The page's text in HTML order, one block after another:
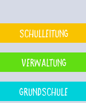
Schulleitung
Verwaltung
Grundschule